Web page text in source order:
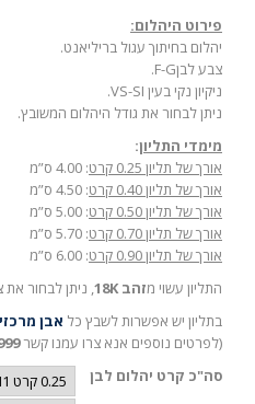
פירוט היהלום:
יהלום בחיתוך עגול בריליאנט.
צבע לבןF-G.
ניקיון נקי בעין VS-SI.
ניתן לבחור את גודל היהלום המשובץ.
מימדי התליון:
אורך של תליון 0.25 קרט
: 4.00 ס”מ
אורך של תליון 0.40 קרט
: 4.50 ס”מ
אורך של תליון 0.50 קרט
: 5.00 ס”מ
אורך של תליון 0.70 קרט
: 5.70 ס”מ
אורך של תליון 0.90 קרט
: 6.00 ס”מ
התליון עשוי מזהב 18K
, ניתן לבחור את
בתליון יש אפשרות לשבץ כל אבן
(לפרטים נוספים אנא צרו עמנו קשר
סה"כ קרט יהלום לבן